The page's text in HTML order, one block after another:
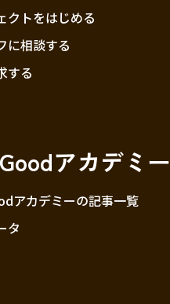
クトをはじめる
に相談する
する
アカデミー
アカデミーの記事一覧
タ